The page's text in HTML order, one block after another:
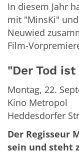
In diesem Jahr
mit "MinsKi"
Neuwied
Film-
"Der Tod
Montag, 22.
Kino Metropol
Heddesdorfer
Der Regisseur
sein und steht